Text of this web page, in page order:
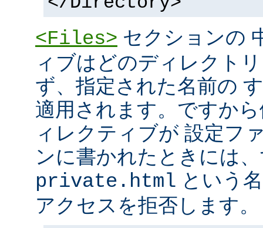
<Files> セクションの
ィブはどのディレクト
ず、指定された名前の
適用されます。ですか
ィレクティブが 設定フ
ンに書かれたときには
private.html という
アクセスを拒否します。